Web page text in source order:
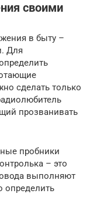
своими
в быту –
Для
сделать только
прозванивать
пробники
– это
выполняют
определить